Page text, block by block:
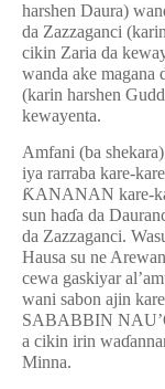
harshen Daura)
da Zazzaganci
cikin Zaria da
wanda ake magana
(karin harshen
kewayenta.
Amfani (ba
iya rarraba kare-
ƘANANAN kare-
sun haɗa da
da Zazzaganci.
Hausa su ne
cewa gaskiyar
wani sabon ajin
SABABBIN
a cikin irin waɗ
Minna.